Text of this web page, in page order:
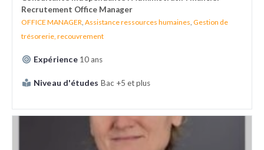
Recrutement Office Manager
OFFICE MANAGER Assistance ressources humaines Gestion de
trésorerie, recouvrement
Expérience 10 ans
Niveau d'études Bac +5 et plus